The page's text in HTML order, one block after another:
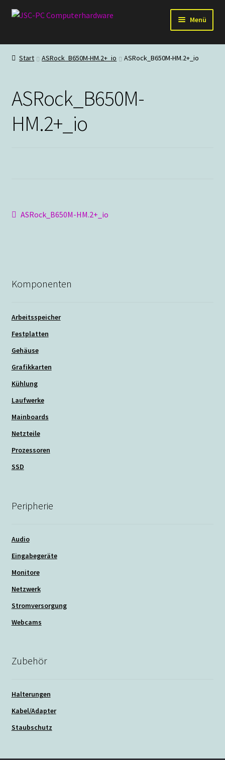
Zur
Zum
Menü
Hardware
Staubschutz
Outlet
Start ASRock_B650M-HM.2+_io ASRock_B650M-HM.2+_io
ASRock_B650M-
HM.2+_io
Beitragsnavigation
Vorheriger
ASRock_B650M-HM.2+_io
Komponenten
Arbeitsspeicher
Festplatten
Gehäuse
Grafikkarten
Kühlung
Laufwerke
Mainboards
Netzteile
Prozessoren
SSD
Peripherie
Audio
Eingabegeräte
Monitore
Netzwerk
Stromversorgung
Webcams
Zubehör
Halterungen
Kabel/Adapter
Staubschutz